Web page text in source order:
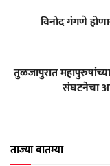
विनोद गंगणे
तुळजापुरात
संघटनेचा
ताज्या बातम्या